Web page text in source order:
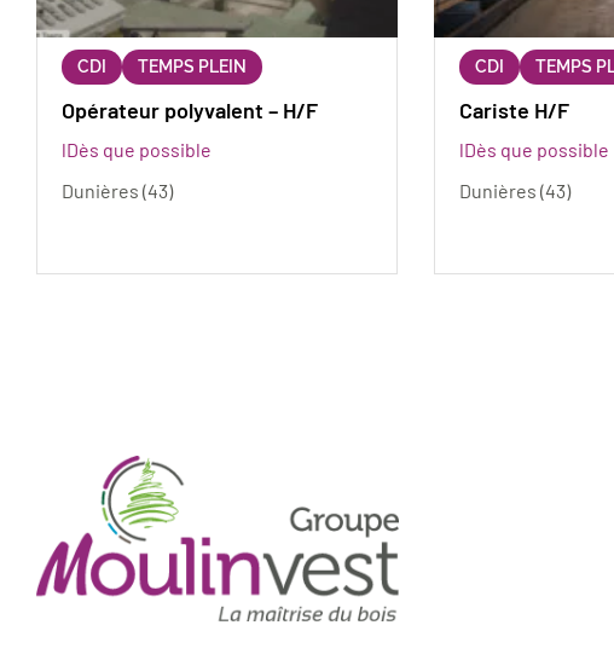
CDI TEMPS PLEIN
Opérateur polyvalent – H/F
Dès que possible
Dunières (43)
CDI TEMPS
Cariste H/F
Dès que possible
Dunières (43)